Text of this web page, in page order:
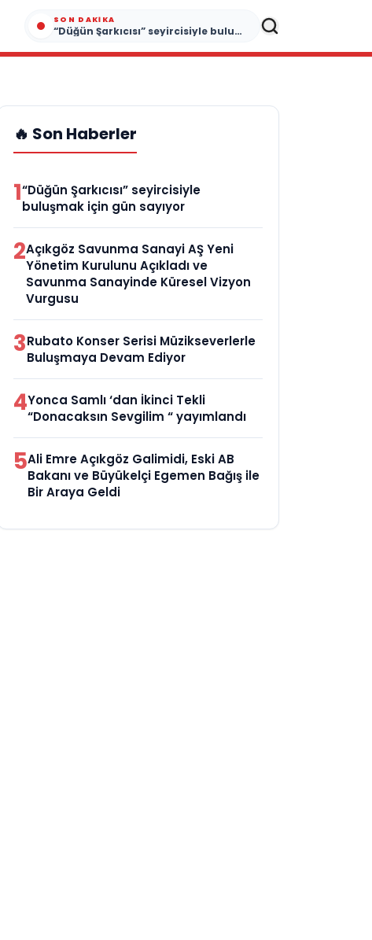
SON DAKIKA
“Düğün Şarkıcısı” seyircisiyle buluşmak için gün sayıyor
🔥 Son Haberler
1“Düğün Şarkıcısı” seyircisiyle
buluşmak için gün sayıyor
2Açıkgöz Savunma Sanayi AŞ Yeni
Yönetim Kurulunu Açıkladı ve
Savunma Sanayinde Küresel Vizyon
Vurgusu
3Rubato Konser Serisi Müzikseverlerle
Buluşmaya Devam Ediyor
4Yonca Samlı ‘dan İkinci Tekli
“Donacaksın Sevgilim “ yayımlandı
5Ali Emre Açıkgöz Galimidi, Eski AB
Bakanı ve Büyükelçi Egemen Bağış ile
Bir Araya Geldi